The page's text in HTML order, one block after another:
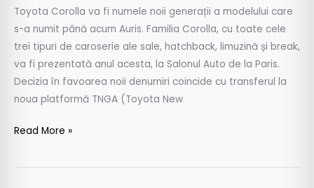
Toyota Corolla va fi numele noii generații a modelului care
s-a numit până acum Auris. Familia Corolla, cu toate cele
trei tipuri de caroserie ale sale, hatchback, limuzină și break,
va fi prezentată anul acesta, la Salonul Auto de la Paris.
Decizia în favoarea noii denumiri coincide cu transferul la
noua platformă TNGA (Toyota New
Read More »